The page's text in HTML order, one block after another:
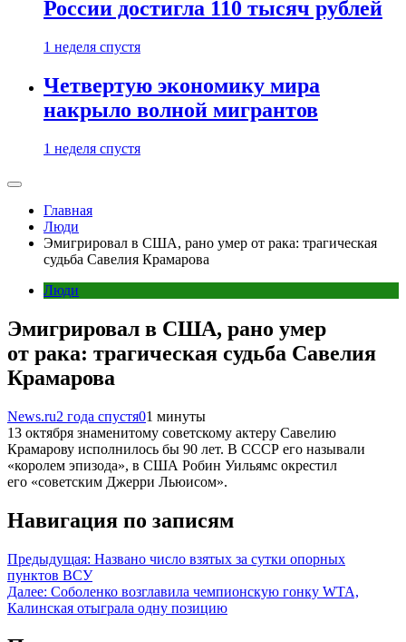
России достигла 110 тысяч рублей
1 неделя спустя
Четвертую экономику мира
накрыло волной мигрантов
1 неделя спустя
Главная
Люди
Эмигрировал в США, рано умер от рака: трагическая
судьба Савелия Крамарова
Люди
Эмигрировал в США, рано умер
от рака: трагическая судьба Савелия
Крамарова
News.ru2 года спустя01 минуты
13 октября знаменитому советскому актеру Савелию
Крамарову исполнилось бы 90 лет. В СССР его называли
«королем эпизода», в США Робин Уильямс окрестил
его «советским Джерри Льюисом».
Навигация по записям
Предыдущая: Названо число взятых за сутки опорных
пунктов ВСУ
Далее: Соболенко возглавила чемпионскую гонку WTA,
Калинская отыграла одну позицию